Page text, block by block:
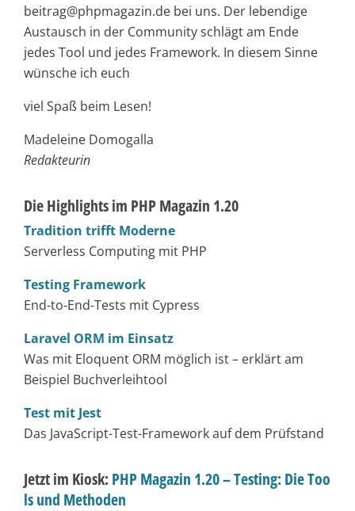
beitrag@phpmagazin.de bei uns. Der lebendige
Austausch in der Community schlägt am Ende
jedes Tool und jedes Framework. In diesem Sinne
wünsche ich euch
viel Spaß beim Lesen!
Madeleine Domogalla
Redakteurin
Die Highlights im PHP Magazin 1.20
Tradition trifft Moderne
Serverless Computing mit PHP
Testing Framework
End-to-End-Tests mit Cypress
Laravel ORM im Einsatz
Was mit Eloquent ORM möglich ist – erklärt am
Beispiel Buchverleihtool
Test mit Jest
Das JavaScript-Test-Framework auf dem Prüfstand
Jetzt im Kiosk: PHP Magazin 1.20 – Testing: Die Too
ls und Methoden